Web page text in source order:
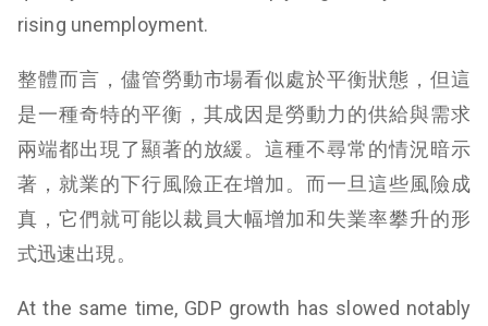
rising unemployment.
整體而言，儘管勞動市場看似處於平衡狀態，但這
是一種奇特的平衡，其成因是勞動力的供給與需求
兩端都出現了顯著的放緩。這種不尋常的情況暗示
著，就業的下行風險正在增加。而一旦這些風險成
真，它們就可能以裁員大幅增加和失業率攀升的形
式迅速出現。
At the same time, GDP growth has slowed notably